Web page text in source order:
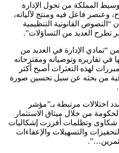
المملكة من تحول الإدارة
وعنصر فاعل فيه ومنتج لآلياته،
“النصوص القانونية التنظيمية
تطرح العديد من التساؤلات”.
“تمادي الإدارة في العديد من
في تقاريره وتوصياته ومقترحاته
لهذه التعثرات أصبح أكثر
من بحثه عن سبل تحسين صورة
اختلالات مرتبطة بـ”مؤشر
من خلال ميثاق الاستثمار
وتظلمات أفرزت إشكاليات
والتسهيلات والإعفاءات